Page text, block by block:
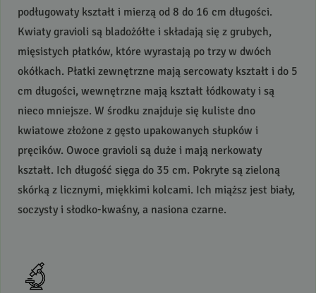
podługowaty kształt i mierzą od 8 do 16 cm długości.
Kwiaty gravioli są bladożółte i składają się z grubych,
mięsistych płatków, które wyrastają po trzy w dwóch
okółkach. Płatki zewnętrzne mają sercowaty kształt i do 5
cm długości, wewnętrzne mają kształt łódkowaty i są
nieco mniejsze. W środku znajduje się kuliste dno
kwiatowe złożone z gęsto upakowanych słupków i
pręcików. Owoce gravioli są duże i mają nerkowaty
kształt. Ich długość sięga do 35 cm. Pokryte są zieloną
skórką z licznymi, miękkimi kolcami. Ich miąższ jest biały,
soczysty i słodko-kwaśny, a nasiona czarne.